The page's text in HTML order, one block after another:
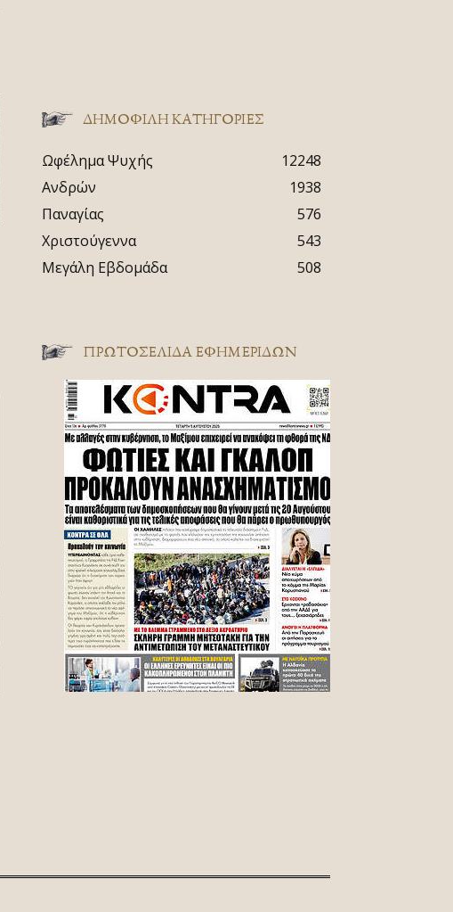
ΔΗΜΟΦΙΛΗ ΚΑΤΗΓΟΡΙΕΣ
Ωφέλημα Ψυχής
12248
Ανδρών
1938
Παναγίας
576
Χριστούγεννα
543
Μεγάλη Εβδομάδα
508
ΠΡΩΤΟΣΈΛΙΔΑ ΕΦΗΜΕΡΊΔΩΝ